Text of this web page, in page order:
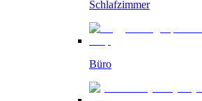
Schlafzimmer
Büro